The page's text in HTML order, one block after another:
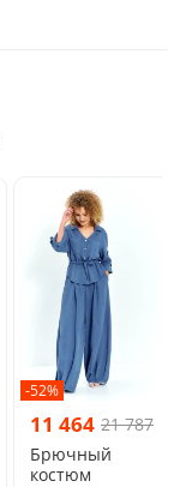
-52%
11 464 21 787
Брючный
костюм